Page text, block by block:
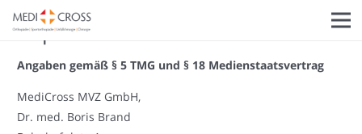
Impressum
Angaben gemäß § 5 TMG und § 18 Medienstaatsvertrag
MediCross MVZ GmbH,
Dr. med. Boris Brand